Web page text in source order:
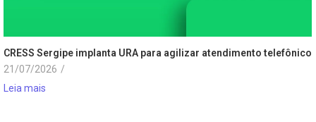
CRESS Sergipe implanta URA para agilizar atendimento telefônico
21/07/2026 /
Leia mais